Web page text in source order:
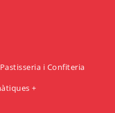
i Confiteria
+